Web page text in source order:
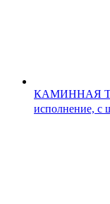
КАМИННАЯ
исполнение, с